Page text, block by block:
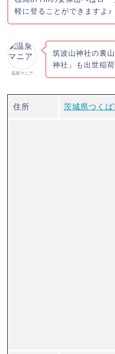
軽に登ることができますよ♪
温泉マニア
筑波山神社の裏
神社」も出世稲
住所 茨城県つく